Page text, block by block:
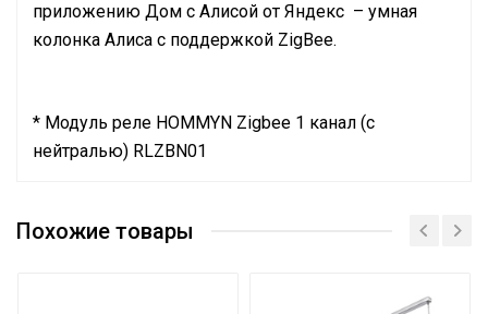
приложению Дом с Алисой от Яндекс – умная
колонка Алиса с поддержкой ZigBee.
* Модуль реле HOMMYN Zigbee 1 канал (с
нейтралью) RLZBN01
Сетевой кабель
Сертификат
Похожие товары